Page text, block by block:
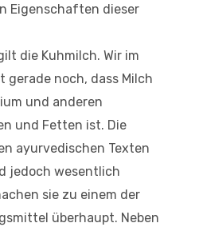
Eigenschaften dieser
die Kuhmilch. Wir im
gerade noch, dass Milch
und anderen
und Fetten ist. Die
ayurvedischen Texten
jedoch wesentlich
sie zu einem der
überhaupt. Neben